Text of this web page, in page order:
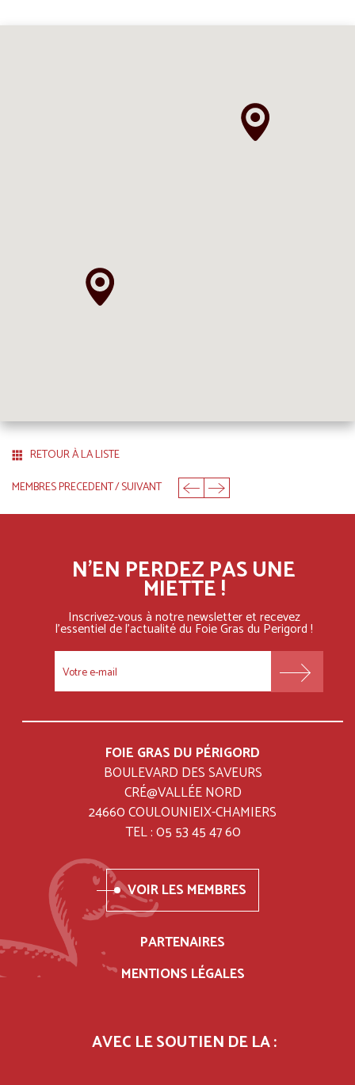
RETOUR À LA LISTE
MEMBRES PRECEDENT/SUIVANT
FOIE GRAS DU PÉRIGORD
BOULEVARD DES SAVEURS
CRÉ@VALLÉE NORD
24660 COULOUNIEIX-CHAMIERS
TEL : 05 53 45 47 60
VOIR LES MEMBRES
PARTENAIRES
MENTIONS LÉGALES
N'EN PERDEZ PAS UNE
MIETTE !
Inscrivez-vous à notre newsletter et recevez
l'essentielde l'actualité du Foie Gras du Perigord !
FOOTER
MENU
AVEC LE SOUTIEN DE LA :